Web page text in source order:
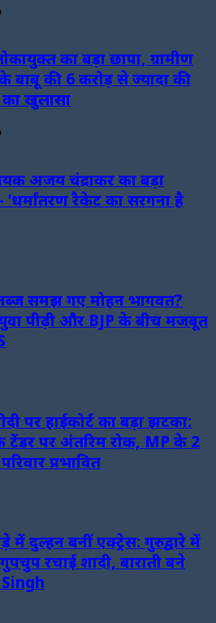
का बड़ा छापा, ग्रामीण
बाबू की 6 करोड़ से ज्यादा की
खुलासा
अजय चंद्राकर का बड़ा
रैकेट का सरगना है
समझ गए मोहन भागवत?
पीढ़ी और BJP के बीच मजबूत
पर हाईकोर्ट का बड़ा झटका:
टेंडर पर अंतरिम रोक, MP के 2
प्रभावित
में दुल्हन बनीं एक्ट्रेस: गुरुद्वारे में
रचाई शादी, बाराती बने